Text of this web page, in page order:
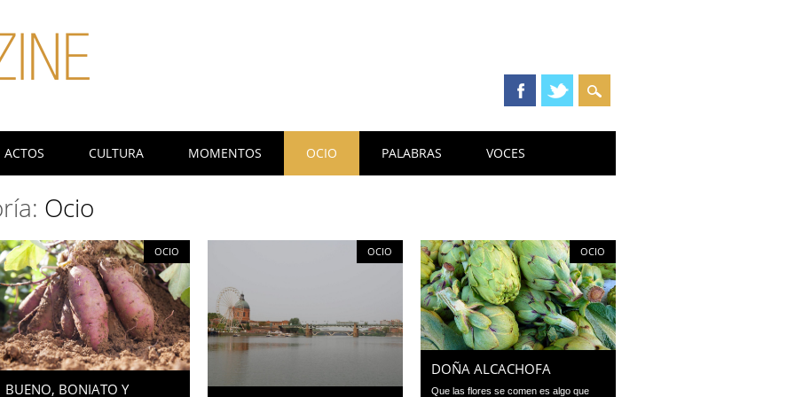
ACTOS CULTURA MOMENTOS OCIO PALABRAS VOCES
Ocio
OCIO
BUENO, BONIATO Y
OCIO OCIO
DOÑA ALCACHOFA
Que las flores se comen es algo que